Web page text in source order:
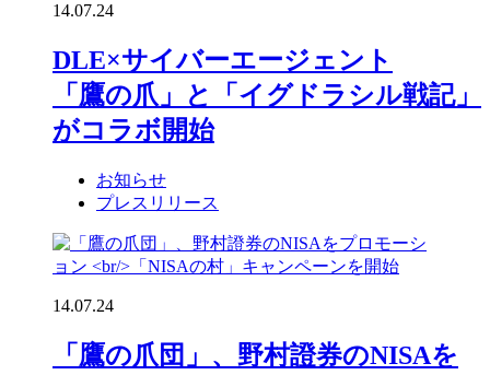
14.07.24
DLE×サイバーエージェント
「鷹の爪」と「イグドラシル戦記」
がコラボ開始
お知らせ
プレスリリース
14.07.24
「鷹の爪団」、野村證券のNISAを